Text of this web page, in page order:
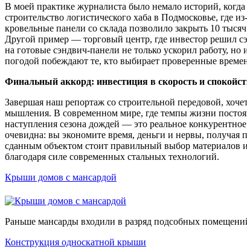
В моей практике журналиста было немало историй,
строительство логистического хаба в Подмосковье, где
кровельные панели со склада позволило закрыть 10
Другой пример — торговый центр, где инвестор решил
на готовые сэндвич-панели не только ускорил работу,
погодой побеждают те, кто выбирает проверенные
Финальный аккорд: инвестиция в скорость и
Завершая наш репортаж со строительной передовой,
мышления. В современном мире, где темпы жизни
наступления сезона дождей — это реальное
очевидна: вы экономите время, деньги и нервы,
сданным объектом стоит правильный выбор
благодаря силе современных стальных технологий.
Крыши домов с мансардой
Раньше мансарды входили в разряд подсобных
Конструкция односкатной крыши